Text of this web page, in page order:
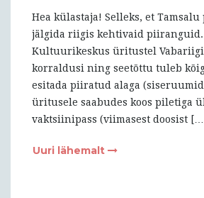
Hea külastaja! Selleks, et
jälgida riigis kehtivaid piiranguid.
Kultuurikeskus üritustel
korraldusi ning seetõttu tuleb
esitada piiratud alaga
üritusele saabudes koos piletiga
vaktsiinipass (viimasest doosist
Uuri lähemalt